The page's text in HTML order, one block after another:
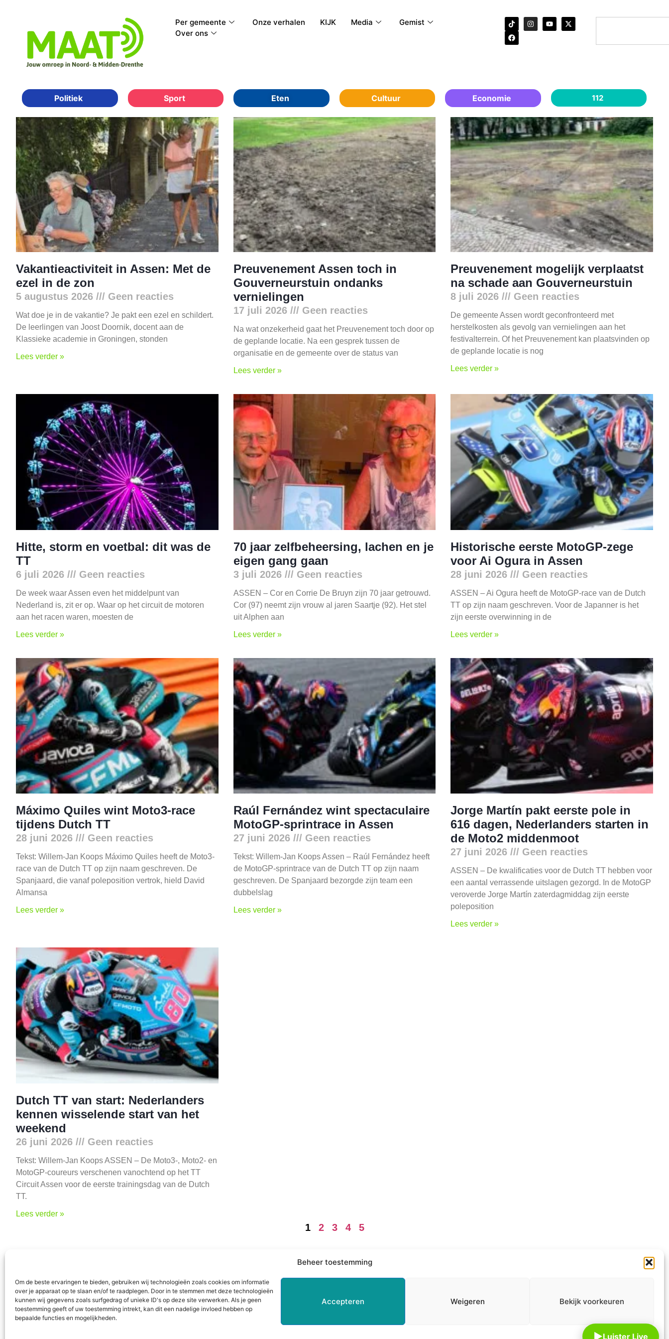
Beheer toestemming
Om de beste ervaringen te bieden, gebruiken wij technologieën zoals cookies om informatie
over je apparaat op te slaan en/of te raadplegen. Door in te stemmen met deze technologieën
kunnen wij gegevens zoals surfgedrag of unieke ID's op deze site verwerken. Als je geen
toestemming geeft of uw toestemming intrekt, kan dit een nadelige invloed hebben op
bepaalde functies en mogelijkheden.
Accepteren Weigeren Bekijk voorkeuren
Per gemeente Onze verhalen KIJK Media
Gemist
Over ons
Politiek Sport Eten Cultuur Economie 112
Categorie: Assen
Vakantieactiviteit in Assen: Met de
ezel in de zon
5 augustus 2026 Geen reacties
Wat doe je in de vakantie? Je pakt een ezel en schildert.
De leerlingen van Joost Doornik, docent aan de
Klassieke academie in Groningen, stonden
Lees verder »
Preuvenement Assen toch in
Gouverneurstuin ondanks
vernielingen
17 juli 2026 Geen reacties
Na wat onzekerheid gaat het Preuvenement toch door op
de geplande locatie. Na een gesprek tussen de
organisatie en de gemeente over de status van
Lees verder »
Preuvenement mogelijk verplaatst
na schade aan Gouverneurstuin
8 juli 2026 Geen reacties
De gemeente Assen wordt geconfronteerd met
herstelkosten als gevolg van vernielingen aan het
festivalterrein. Of het Preuvenement kan plaatsvinden op
de geplande locatie is nog
Lees verder »
Hitte, storm en voetbal: dit was de
TT
6 juli 2026 Geen reacties
De week waar Assen even het middelpunt van
Nederland is, zit er op. Waar op het circuit de motoren
aan het racen waren, moesten de
Lees verder »
70 jaar zelfbeheersing, lachen en je
eigen gang gaan
3 juli 2026 Geen reacties
ASSEN – Cor en Corrie De Bruyn zijn 70 jaar getrouwd.
Cor (97) neemt zijn vrouw al jaren Saartje (92). Het stel
uit Alphen aan
Lees verder »
Historische eerste MotoGP-zege
voor Ai Ogura in Assen
28 juni 2026 Geen reacties
ASSEN – Ai Ogura heeft de MotoGP-race van de Dutch
TT op zijn naam geschreven. Voor de Japanner is het
zijn eerste overwinning in de
Lees verder »
Máximo Quiles wint Moto3-race
tijdens Dutch TT
28 juni 2026 Geen reacties
Tekst: Willem-Jan Koops Máximo Quiles heeft de Moto3-
race van de Dutch TT op zijn naam geschreven. De
Spanjaard, die vanaf poleposition vertrok, hield David
Almansa
Lees verder »
Raúl Fernández wint spectaculaire
MotoGP-sprintrace in Assen
27 juni 2026 Geen reacties
Tekst: Willem-Jan Koops Assen – Raúl Fernández heeft
de MotoGP-sprintrace van de Dutch TT op zijn naam
geschreven. De Spanjaard bezorgde zijn team een
dubbelslag
Lees verder »
Jorge Martín pakt eerste pole in
616 dagen, Nederlanders starten in
de Moto2 middenmoot
27 juni 2026 Geen reacties
ASSEN – De kwalificaties voor de Dutch TT hebben voor
een aantal verrassende uitslagen gezorgd. In de MotoGP
veroverde Jorge Martín zaterdagmiddag zijn eerste
poleposition
Lees verder »
Dutch TT van start: Nederlanders
kennen wisselende start van het
weekend
26 juni 2026 Geen reacties
Tekst: Willem-Jan Koops ASSEN – De Moto3-, Moto2- en
MotoGP-coureurs verschenen vanochtend op het TT
Circuit Assen voor de eerste trainingsdag van de Dutch
TT.
Lees verder »
1 2 3 4 5
Aa en Hunze
Assen
Midden-Drenthe
Assen
Tynaarlo
Juridisch
Cookieverklaring
▶Luister Live